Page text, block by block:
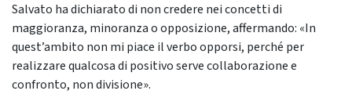
Salvato ha dichiarato di non credere nei concetti di
maggioranza, minoranza o opposizione, affermando: «In
quest’ambito non mi piace il verbo opporsi, perché per
realizzare qualcosa di positivo serve collaborazione e
confronto, non divisione».